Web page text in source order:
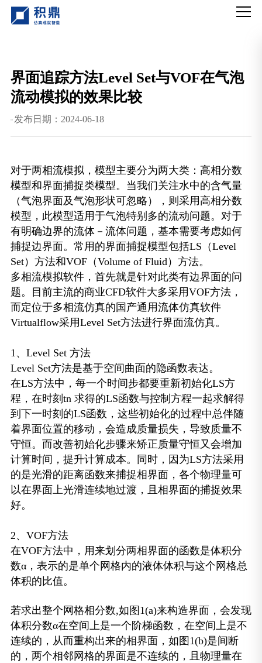
界面追踪方法Level Set与VOF在气泡
流动模拟的效果比较
发布日期：2024-06-18
对于两相流模拟，模型主要分为两大类：高相分数
模型和界面捕捉类模型。当我们关注水中的含气量
（气泡界面及气泡形状可忽略），则采用高相分数
模型，此模型适用于气泡特别多的流动问题。对于
有明确边界的流体－流体问题，基本需要考虑如何
捕捉边界面。常用的界面捕捉模型包括LS（Level
Set）方法和VOF（Volume of Fluid）方法。
多相流模拟软件，首先就是针对此类有边界面的问
题。目前主流的商业CFD软件大多采用VOF方法，
而定位于多相流仿真的国产通用流体仿真软件
Virtualflow采用Level Set方法进行界面流仿真。
1、Level Set 方法
Level Set方法是基于空间曲面的隐函数表达。
在LS方法中，每一个时间步都要重新初始化LS方
程，在时刻tn 求得的LS函数与控制方程一起求解得
到下一时刻的LS函数，这些初始化的过程中总伴随
着界面位置的移动，会造成质量损失，导致质量不
守恒。而改善初始化步骤来矫正质量守恒又会增加
计算时间，提升计算成本。同时，因为LS方法采用
的是光滑的距离函数来捕捉相界面，各个物理量可
以在界面上光滑连续地过渡，且相界面的捕捉效果
好。
2、VOF方法
在VOF方法中，用来划分两相界面的函数是体积分
数α，表示的是单个网格内的液体体积与这个网格总
体积的比值。
若求出整个网格相分数,如图1(a)来构造界面，会发现
体积分数α在空间上是一个阶梯函数，在空间上是不
连续的，从而重构出来的相界面，如图1(b)是间断
的，两个相邻网格的界面是不连续的，且物理量在